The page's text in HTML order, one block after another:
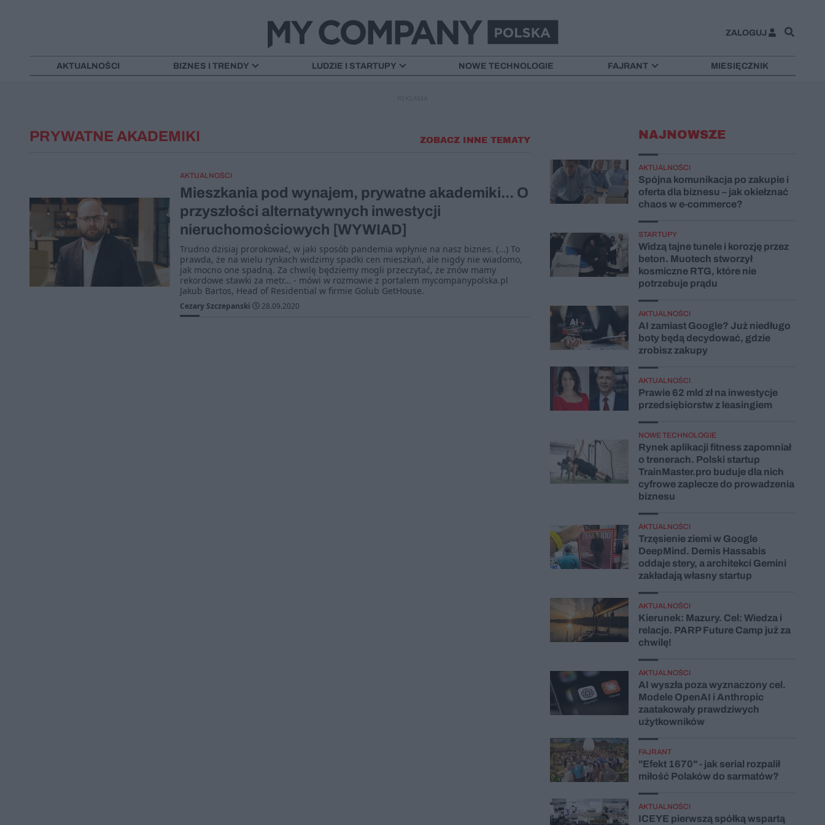
ZALOGUJ
AKTUALNOŚCI BIZNES I TRENDY LUDZIE I STARTUPY NOWE TECHNOLOGIE FAJRANT MIESIĘCZNIK
PRYWATNE AKADEMIKI ZOBACZ INNE TEMATY
AKTUALNOŚCI
Mieszkania pod wynajem, prywatne akademiki... O
przyszłości alternatywnych inwestycji
nieruchomościowych [WYWIAD]
Trudno dzisiaj prorokować, w jaki sposób pandemia wpłynie na nasz biznes. (...) To
prawda, że na wielu rynkach widzimy spadki cen mieszkań, ale nigdy nie wiadomo,
jak mocno one spadną. Za chwilę będziemy mogli przeczytać, że znów mamy
rekordowe stawki za metr… - mówi w rozmowie z portalem mycompanypolska.pl
Jakub Bartos, Head of Residential w firmie Golub GetHouse.
Cezary Szczepanski 28.09.2020
NAJNOWSZE
AKTUALNOŚCI
Spójna komunikacja po zakupie i
oferta dla biznesu – jak okiełznać
chaos w e-commerce?
STARTUPY
Widzą tajne tunele i korozję przez
beton. Muotech stworzył
kosmiczne RTG, które nie
potrzebuje prądu
AKTUALNOŚCI
AI zamiast Google? Już niedługo
boty będą decydować, gdzie
zrobisz zakupy
AKTUALNOŚCI
Prawie 62 mld zł na inwestycje
przedsiębiorstw z leasingiem
NOWE TECHNOLOGIE
Rynek aplikacji fitness zapomniał
o trenerach. Polski startup
TrainMaster.pro buduje dla nich
cyfrowe zaplecze do prowadzenia
biznesu
AKTUALNOŚCI
Trzęsienie ziemi w Google
DeepMind. Demis Hassabis
oddaje stery, a architekci Gemini
zakładają własny startup
AKTUALNOŚCI
Kierunek: Mazury. Cel: Wiedza i
relacje. PARP Future Camp już za
chwilę!
AKTUALNOŚCI
AI wyszła poza wyznaczony cel.
Modele OpenAI i Anthropic
zaatakowały prawdziwych
użytkowników
FAJRANT
"Efekt 1670" - jak serial rozpalił
miłość Polaków do sarmatów?
AKTUALNOŚCI
ICEYE pierwszą spółką wspartą